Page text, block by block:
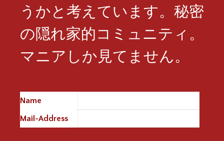
うかと考えています。秘密
の隠れ家的コミュニティ。
マニアしか見てません。
Name
Mail-Address